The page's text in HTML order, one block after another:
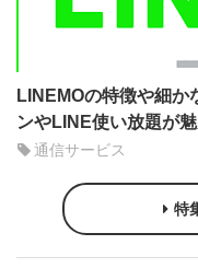
LINEMOの特徴や細か
ンやLINE使い放題が魅
通信サービス
特